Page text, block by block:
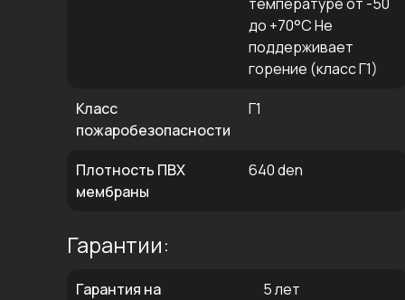
до +70°C Не
поддерживает
горение (класс Г1)
Класс
пожаробезопасности
Г1
Плотность ПВХ
мембраны
640 den
Гарантии:
Гарантия на
5 лет